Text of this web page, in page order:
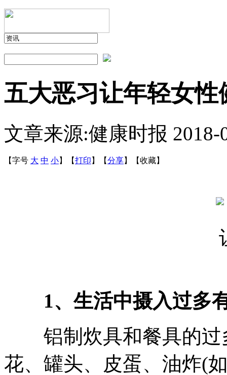
五大恶习让年轻女性
文章来源:健康时报 2018-
【字号 大 中 小】 【打印 】 【分享】 【收藏】
1、生活中摄入过多
铝制炊具和餐具的过
花、罐头、皮蛋、油炸(